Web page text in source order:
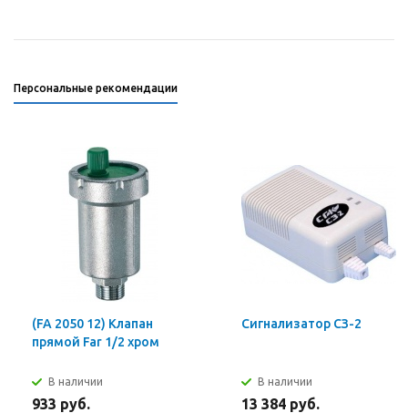
Персональные рекомендации
(FA 2050 12) Клапан
прямой Far 1/2 хром
В наличии
933 руб.
Сигнализатор СЗ-2
В наличии
13 384 руб.